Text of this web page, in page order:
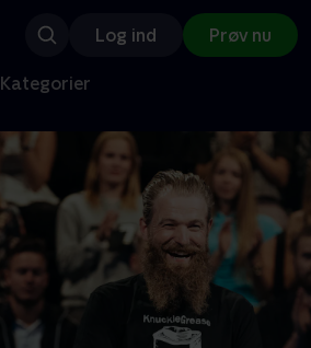
Log ind Prøv nu
Kategorier